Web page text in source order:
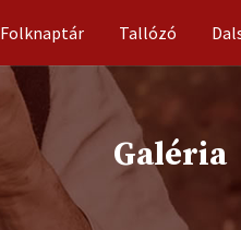
Folknaptár Tallózó
Galéria